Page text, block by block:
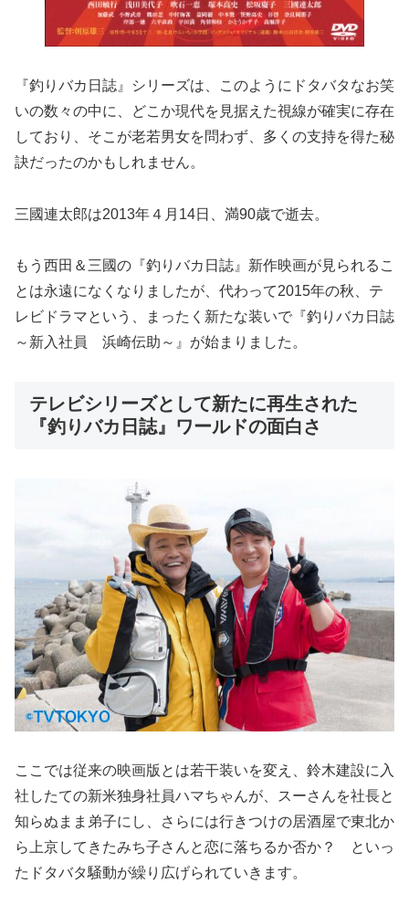
『釣りバカ日誌』シリーズは、このようにドタバタなお笑
いの数々の中に、どこか現代を見据えた視線が確実に存在
しており、そこが老若男女を問わず、多くの支持を得た秘
訣だったのかもしれません。
三國連太郎は2013年４月14日、満90歳で逝去。
もう西田＆三國の『釣りバカ日誌』新作映画が見られるこ
とは永遠になくなりましたが、代わって2015年の秋、テ
レビドラマという、まったく新たな装いで『釣りバカ日誌
～新入社員 浜崎伝助～』が始まりました。
テレビシリーズとして新たに再生された
『釣りバカ日誌』ワールドの面白さ
ここでは従来の映画版とは若干装いを変え、鈴木建設に入
社したての新米独身社員ハマちゃんが、スーさんを社長と
知らぬまま弟子にし、さらには行きつけの居酒屋で東北か
ら上京してきたみち子さんと恋に落ちるか否か？ といっ
たドタバタ騒動が繰り広げられていきます。